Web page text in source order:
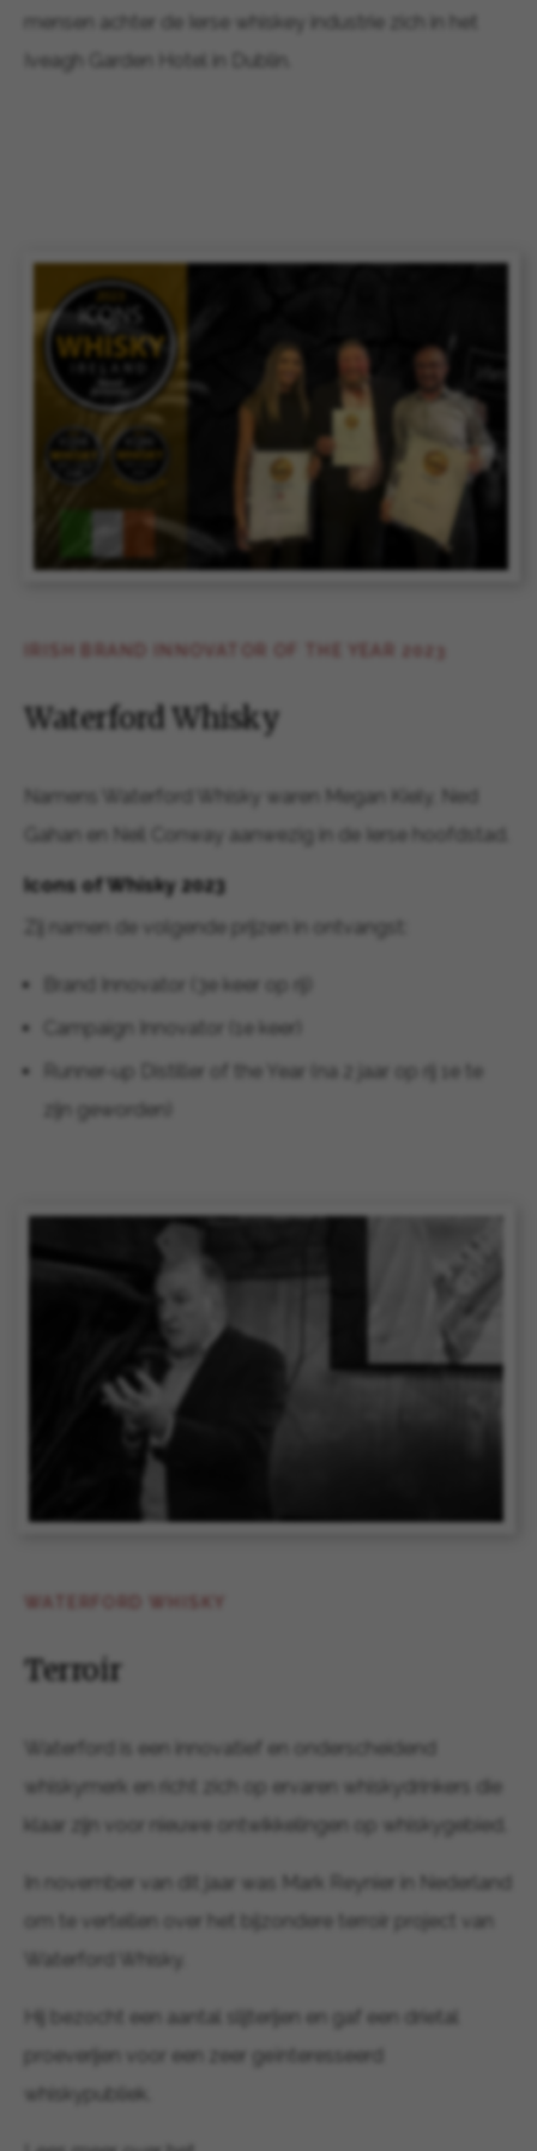
mensen achter de Ierse whiskey industrie zich in het
Iveagh Garden Hotel in Dublin.
Waterford Whisky
Namens Waterford Whisky waren Megan Kiely, Ned
Gahan en Neil Conway aanwezig in de Ierse hoofdstad.
Icons of Whisky 2023
Zij namen de volgende prijzen in ontvangst:
Brand Innovator (3e keer op rij)
Campaign Innovator (1e keer)
Runner-up Distiller of the Year (na 2 jaar op rij 1e te
zijn geworden)
Terroir
Waterford is een innovatief en onderscheidend
whiskymerk en richt zich op ervaren whiskydrinkers die
klaar zijn voor nieuwe ontwikkelingen op whiskygebied.
In november van dit jaar was Mark Reynier in Nederland
om te vertellen over het bijzondere terroir project van
Waterford Whisky.
Hij bezocht een aantal slijterijen en gaf een drietal
proeverijen voor een zeer geïnteresseerd
whiskypubliek.